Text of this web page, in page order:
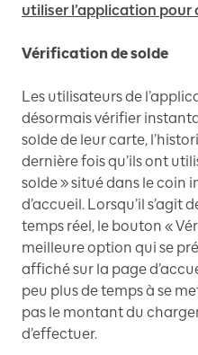
utiliser l’application
Vérification de solde
Les utilisateurs de
désormais vérifier
solde de leur carte,
dernière fois qu’ils ont
solde » situé dans le coin
d’accueil. Lorsqu’il s’agit
temps réel, le bouton «
meilleure option qui se
affiché sur la page
peu plus de temps à se
pas le montant du
d’effectuer.